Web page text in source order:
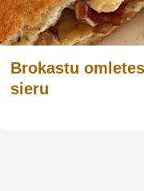
Brokastu
sieru